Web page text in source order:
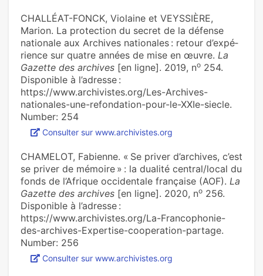
CHALLÉAT-FONCK, Violaine et VEYSSIÈRE,
Marion. La pro­tec­tion du secret de la défense
natio­nale aux Archives natio­na­les : retour d’expé­
rience sur quatre années de mise en œuvre. La
Gazette des archives [en ligne]. 2019, no 254.
Disponible à l’adresse :
https://www.archivistes.org/Les-Archives-
nationales-une-refondation-pour-le-XXIe-siecle.
Number: 254
Consulter sur www.archivistes.org
CHAMELOT, Fabienne. « Se priver d’archi­ves, c’est
se priver de mémoire » : la dua­lité cen­tral/local du
fonds de l’Afrique occi­den­tale fran­çaise (AOF). La
Gazette des archives [en ligne]. 2020, no 256.
Disponible à l’adresse :
https://www.archivistes.org/La-Francophonie-
des-archives-Expertise-cooperation-partage.
Number: 256
Consulter sur www.archivistes.org